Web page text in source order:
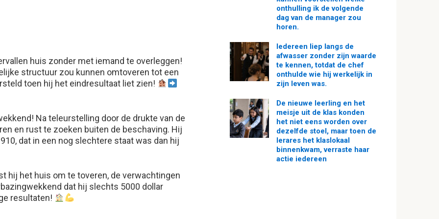
huis zonder met iemand te overleggen!
structuur zou kunnen omtoveren tot een
toen hij het eindresultaat liet zien!
Na teleurstelling door de drukte van de
en rust te zoeken buiten de beschaving. Hij
dat in een nog slechtere staat was dan hij
hij het huis om te toveren, de verwachtingen
dat hij slechts 5000 dollar
resultaten!
onthulling ik de volgende
dag van de manager zou
horen.
Iedereen liep langs de
afwasser zonder zijn waarde
te kennen, totdat de chef
onthulde wie hij werkelijk in
zijn leven was.
De nieuwe leerling en het
meisje uit de klas konden
het niet eens worden over
dezelfde stoel, maar toen de
lerares het klaslokaal
binnenkwam, verraste haar
actie iedereen